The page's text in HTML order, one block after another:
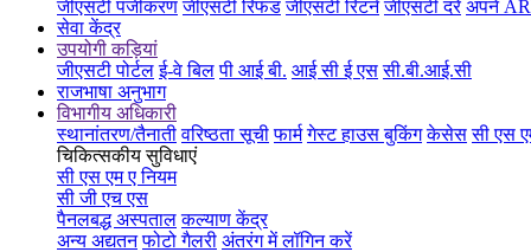
जीएसटी पंजीकरण जीएसटी रिफंड जीएसटी रिटर्न जीएसटी दरें अपने
सेवा केंद्र
उपयोगी कड़ियां
जीएसटी पोर्टल ई-वे बिल पी आई बी. आई सी ई एस सी.बी.आई.सी
राजभाषा अनुभाग
विभागीय अधिकारी
स्थानांतरण/तैनाती वरिष्ठता सूची फार्म गेस्ट हाउस बुकिंग केसेस सी एस
चिकित्सकीय सुविधाएं
सी एस एम ए नियम
सी जी एच एस
पैनलबद्ध अस्पताल कल्याण केंद्र
अन्य अद्यतन फोटो गैलरी अंतरंग में लॉगिन करें